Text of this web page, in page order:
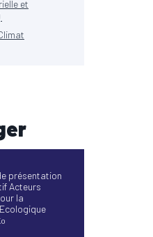
et
présentation
Acteurs
la